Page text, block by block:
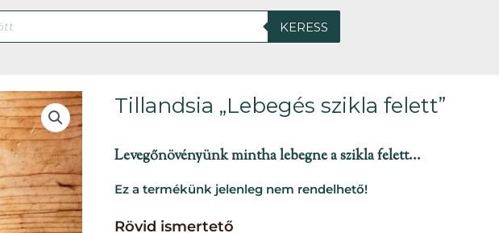
KERESS
Tillandsia „Lebegés szikla felett”
Levegőnövényünk mintha lebegne a szikla felett...
Ez a termékünk jelenleg nem rendelhető!
Rövid ismertető